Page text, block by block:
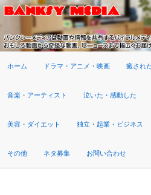
ホーム ドラマ・アニメ・映画 癒され
音楽・アーティスト 泣いた・感動した
美容・ダイエット 独立・起業・ビジネス
その他 ネタ募集 お問い合わせ